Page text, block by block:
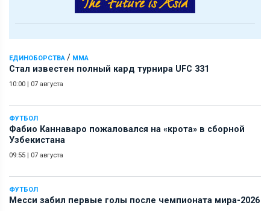
ЕДИНОБОРСТВА / ММА
Стал известен полный кард турнира UFC 331
10:00 07 августа
ФУТБОЛ
Фабио Каннаваро пожаловался на «крота» в сборной
Узбекистана
09:55 07 августа
ФУТБОЛ
Месси забил первые голы после чемпионата мира-2026